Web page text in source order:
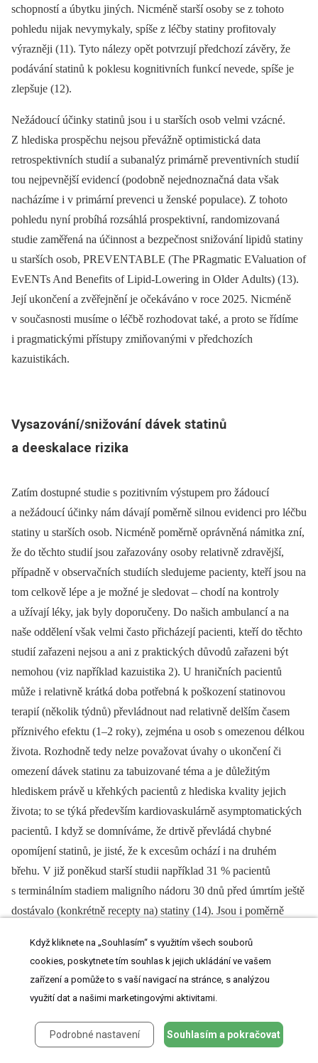
schopností a úbytku jiných. Nicméně starší osoby se z tohoto
pohledu nijak nevymykaly, spíše z léčby statiny profitovaly
výrazněji (11). Tyto nálezy opět potvrzují předchozí závěry, že
podávání statinů k poklesu kognitivních funkcí nevede, spíše je
zlepšuje (12).
Nežádoucí účinky statinů jsou i u starších osob velmi vzácné.
Z hlediska prospěchu nejsou převážně optimistická data
retrospektivních studií a subanalýz primárně preventivních studií
tou nejpevnější evidencí (podobně nejednoznačná data však
nacházíme i v primární prevenci u ženské populace). Z tohoto
pohledu nyní probíhá rozsáhlá prospektivní, randomizovaná
studie zaměřená na účinnost a bezpečnost snižování lipidů statiny
u starších osob, PREVENTABLE (The PRagmatic EValuation of
EvENTs And Benefits of Lipid-Lowering in Older Adults) (13).
Její ukončení a zvěřejnění je očekáváno v roce 2025. Nicméně
v současnosti musíme o léčbě rozhodovat také, a proto se řídíme
i pragmatickými přístupy zmiňovanými v předchozích
kazuistikách.
Vysazování/snižování dávek statinů
a deeskalace rizika
Zatím dostupné studie s pozitivním výstupem pro žádoucí
a nežádoucí účinky nám dávají poměrně silnou evidenci pro léčbu
statiny u starších osob. Nicméně poměrně oprávněná námitka zní,
že do těchto studií jsou zařazovány osoby relativně zdravější,
případně v observačních studiích sledujeme pacienty, kteří jsou na
tom celkově lépe a je možné je sledovat –⁠ chodí na kontroly
a užívají léky, jak byly doporučeny. Do našich ambulancí a na
naše oddělení však velmi často přicházejí pacienti, kteří do těchto
studií zařazeni nejsou a ani z praktických důvodů zařazeni být
nemohou (viz například kazuistika 2). U hraničních pacientů
může i relativně krátká doba potřebná k poškození statinovou
terapií (několik týdnů) převládnout nad relativně delším časem
příznivého efektu (1–2 roky), zejména u osob s omezenou délkou
života. Rozhodně tedy nelze považovat úvahy o ukončení či
omezení dávek statinu za tabuizované téma a je důležitým
hlediskem právě u křehkých pacientů z hlediska kvality jejich
života; to se týká především kardiovaskulárně asymptomatických
pacientů. I když se domníváme, že drtivě převládá chybné
opomíjení statinů, je jisté, že k excesům ochází i na druhém
břehu. V již poněkud starší studii například 31 % pacientů
s terminálním stadiem maligního nádoru 30 dnů před úmrtím ještě
dostávalo (konkrétně recepty na) statiny (14). Jsou i poměrně
prospěšné (15), kdy depreskripce statinů u dospělých
s odhadovanou délkou života 1 měsíc až 1 rok byla spojena se
úmrtnosti. Nicméně je nutné zmínit, že stanovení délky života je
velmi nepřesné a ukončení statinů může být i škodlivé, což bylo
Když kliknete na „Souhlasím“ s využitím všech souborů
cookies, poskytnete tím souhlas k jejich ukládání ve vašem
zařízení a pomůže to s vaší navigací na stránce, s analýzou
využití dat a našimi marketingovými aktivitami.
Podrobné nastavení Souhlasím a pokračovat